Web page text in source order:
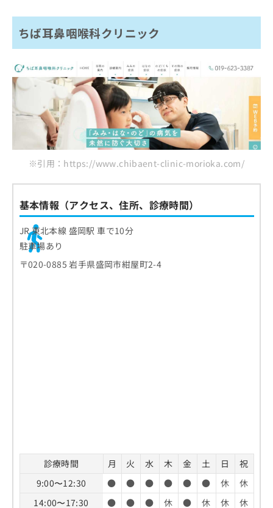
ちば耳鼻咽喉科クリニック
※引用：https://www.chibaent-clinic-morioka.com/
基本情報（アクセス、住所、診療時間）
JR 東北本線 盛岡駅 車で10分
駐車場あり
〒020-0885 岩手県盛岡市紺屋町2-4
診療時間 月 火 水 木 金 土 日
祝
9:00〜12:30
● ● ● ● ● ● 休
休
14:00〜17:30
● ● ● 休 ● 休 休
休